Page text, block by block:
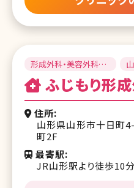
形成外科・美容外科・
皮膚科ふじもり形
住所
山形県山形市十日町
町2F
最寄駅
JR山形駅より徒歩10分